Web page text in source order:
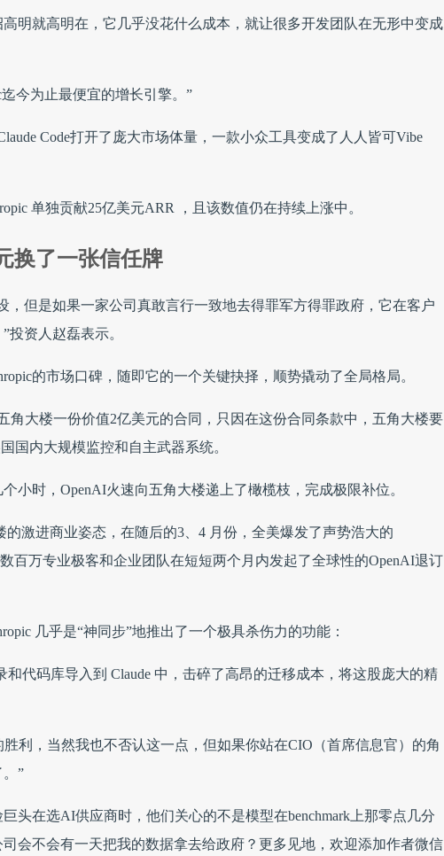
明就高明在，它几乎没花什么成本，就让很多开发团队在无形中变成
迄今为止最便宜的增长引擎。”
Code打开了庞大市场体量，一款小众工具变成了人人皆可Vibe
单独贡献25亿美元ARR ，且该数值仍在持续上涨中。
换了一张信任牌
，但是如果一家公司真敢言行一致地去得罪军方得罪政府，它在客户
投资人赵磊表示。
的市场口碑，随即它的一个关键抉择，顺势撬动了全局格局。
角大楼一份价值2亿美元的合同，只因在这份合同条款中，五角大楼要
国内大规模监控和自主武器系统。
小时，OpenAI火速向五角大楼递上了橄榄枝，完成极限补位。
的激进商业姿态，在随后的3、4 月份，全美爆发了声势浩大的
百万专业极客和企业团队在短短两个月内发起了全球性的OpenAI退订
几乎是“神同步”地推出了一个极具杀伤力的功能：
和代码库导入到 Claude 中，击碎了高昂的迁移成本，将这股庞大的精
胜利，当然我也不否认这一点，但如果你站在CIO（首席信息官）的角
”
头在选AI供应商时，他们关心的不是模型在benchmark上那零点几分
会不会有一天把我的数据拿去给政府？更多见地，欢迎添加作者微信